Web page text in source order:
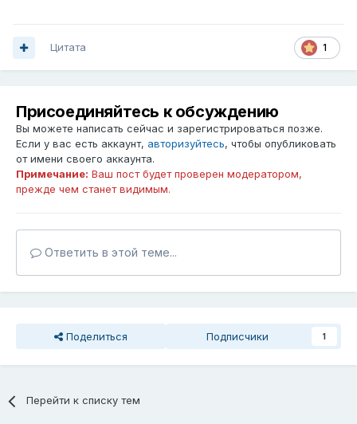
1
Цитата
Присоединяйтесь к обсуждению
Вы можете написать сейчас и зарегистрироваться позже.
Если у вас есть аккаунт, авторизуйтесь, чтобы опубликовать
от имени своего аккаунта.
Примечание: Ваш пост будет проверен модератором,
прежде чем станет видимым.
Ответить в этой теме...
Поделиться Подписчики 1
Перейти к списку тем